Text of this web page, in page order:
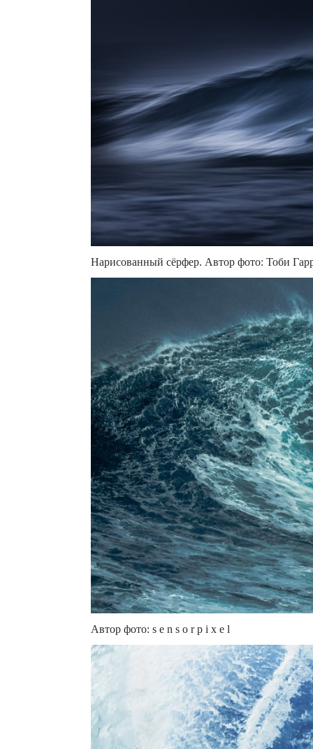
Нарисованный сёрфер. Автор фото: Тоби
Автор фото: s e n s o r p i x e l